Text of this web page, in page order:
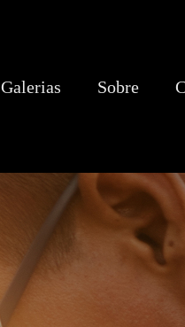
Galerias Sobre